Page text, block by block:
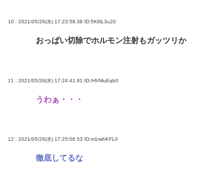
10 : 2021/05/26(水) 17:23:58.38 ID:5K8lL3u20
おっぱい切除でホルモン注射もガッツリか
11 : 2021/05/26(水) 17:24:41.91 ID:/HVMuEqb0
うわぁ・・・
12 : 2021/05/26(水) 17:25:06.53 ID:m1rwhKFL0
徹底してるな